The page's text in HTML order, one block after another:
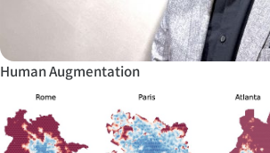
Human Augmentation